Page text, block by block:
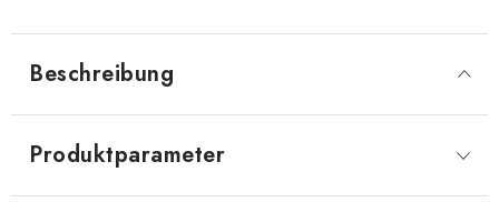
Beschreibung
Produktparameter